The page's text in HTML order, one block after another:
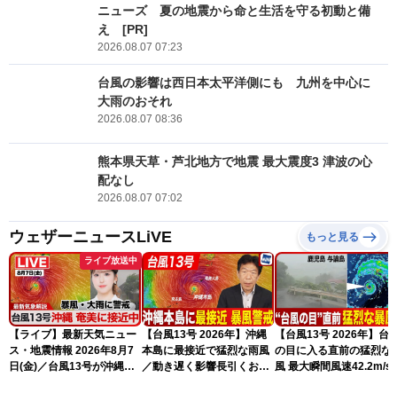
ニューズ 夏の地震から命と生活を守る初動と備
え [PR]
2026.08.07 07:23
台風の影響は西日本太平洋側にも 九州を中心に
大雨のおそれ
2026.08.07 08:36
熊本県天草・芦北地方で地震 最大震度3 津波の心
配なし
2026.08.07 07:02
ウェザーニュースLiVE もっと見る
ライブ放送中
【ライブ】最新天気ニュー
ス・地震情報 2026年8月7
日(金)／台風13号が沖縄・
【台風13号 2026年】沖縄
本島に最接近で猛烈な雨風
／動き遅く影響長引くおそ
【台風13号 2026年】台
の目に入る直前の猛烈な
風 最大瞬間風速42.2m/s